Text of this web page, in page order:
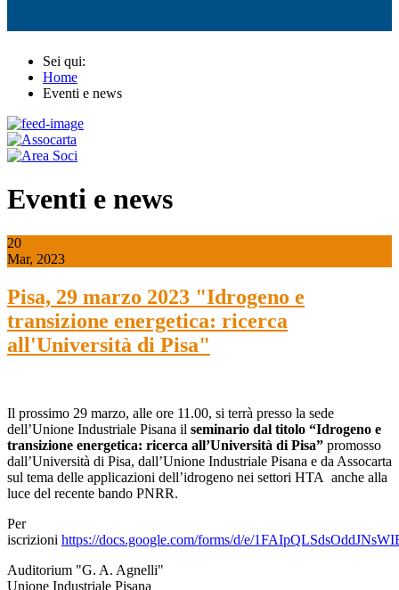
Sei qui:
Home
Eventi e news
Eventi e news
20
Mar, 2023
Pisa, 29 marzo 2023 "Idrogeno e
transizione energetica: ricerca
all'Università di Pisa"
Il prossimo 29 marzo, alle ore 11.00, si terrà presso la sede
dell’Unione Industriale Pisana il seminario dal titolo “Idrogeno e
transizione energetica: ricerca all’Università di Pisa” promosso
dall’Università di Pisa, dall’Unione Industriale Pisana e da Assocarta
sul tema delle applicazioni dell’idrogeno nei settori HTA anche alla
luce del recente bando PNRR.
Per
iscrizioni https://docs.google.com/forms/d/e/
Auditorium "G. A. Agnelli"
Unione Industriale Pisana